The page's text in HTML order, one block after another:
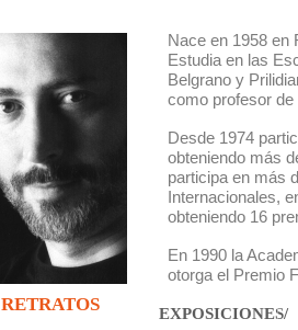
RETRATOS /
EXPOSICIONES
Nace en 1958 en
Estudia en las
Belgrano y
como profesor
Desde 1974
obteniendo más
participa en más
Internacionales,
obteniendo 16
En 1990 la
otorga el Premio